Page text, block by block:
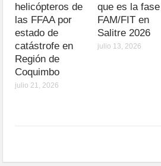
helicópteros de
las FFAA por
estado de
catástrofe en
Región de
Coquimbo
julio 21, 2026
que es la fase
FAM/FIT en
Salitre 2026
julio 13, 2026